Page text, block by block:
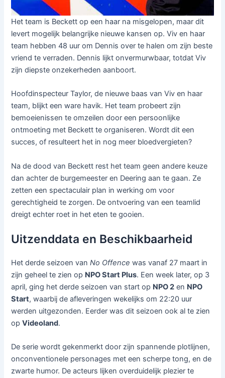
Het team is Beckett op een haar na misgelopen, maar dit
levert mogelijk belangrijke nieuwe kansen op. Viv en haar
team hebben 48 uur om Dennis over te halen om zijn beste
vriend te verraden. Dennis lijkt onvermurwbaar, totdat Viv
zijn diepste onzekerheden aanboort.
Hoofdinspecteur Taylor, de nieuwe baas van Viv en haar
team, blijkt een ware havik. Het team probeert zijn
bemoeienissen te omzeilen door een persoonlijke
ontmoeting met Beckett te organiseren. Wordt dit een
succes, of resulteert het in nog meer bloedvergieten?
Na de dood van Beckett rest het team geen andere keuze
dan achter de burgemeester en Deering aan te gaan. Ze
zetten een spectaculair plan in werking om voor
gerechtigheid te zorgen. De ontvoering van een teamlid
dreigt echter roet in het eten te gooien.
Uitzenddata en Beschikbaarheid
Het derde seizoen vanNo Offence was vanaf 27 maart in
zijn geheel te zien op NPO Start Plus. Een week later, op 3
april, ging het derde seizoen van start op NPO 2 en NPO
Start, waarbij de afleveringen wekelijks om 22:20 uur
werden uitgezonden. Eerder was dit seizoen ook al te zien
opVideoland.
De serie wordt gekenmerkt door zijn spannende plotlijnen,
onconventionele personages met een scherpe tong, en de
zwarte humor. De acteurs lijken overduidelijk plezier te